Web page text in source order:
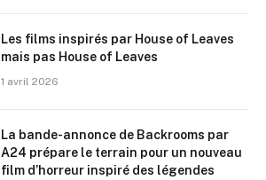
Les films inspirés par House of Leaves
mais pas House of Leaves
1 avril 2026
La bande-annonce de Backrooms par
A24 prépare le terrain pour un nouveau
film d’horreur inspiré des légendes